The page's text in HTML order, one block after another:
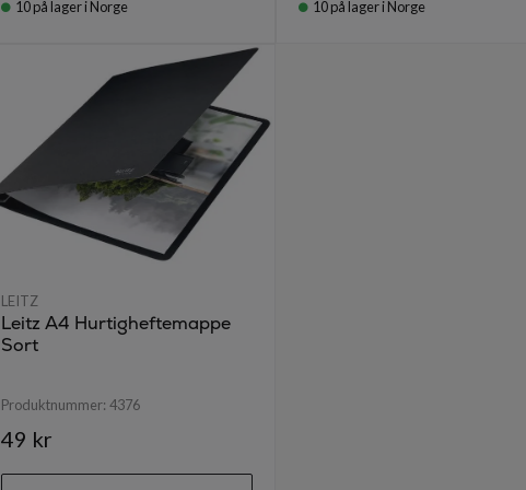
10 på lager i Norge 10 på lager i Norge
LEITZ
Leitz A4 Hurtigheftemappe
Sort
Produktnummer: 4376
49 kr